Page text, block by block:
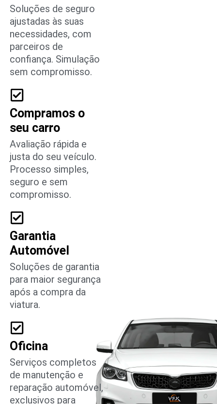
Soluções de seguro
ajustadas às suas
necessidades, com
parceiros de
confiança. Simulação
sem compromisso.
Compramos o
seu carro
Avaliação rápida e
justa do seu veículo.
Processo simples,
seguro e sem
compromisso.
Garantia
Automóvel
Soluções de garantia
para maior segurança
após a compra da
viatura.
Oficina
Serviços completos
de manutenção e
reparação automóvel,
exclusivos para